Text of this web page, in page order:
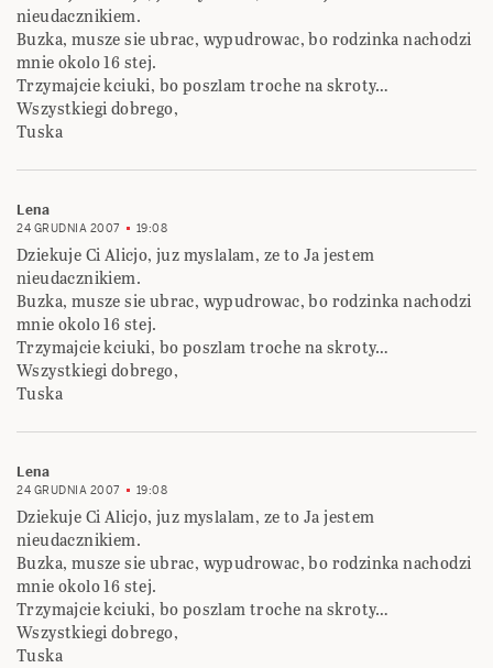
nieudacznikiem.
Buzka, musze sie ubrac, wypudrowac, bo rodzinka nachodzi
mnie okolo 16 stej.
Trzymajcie kciuki, bo poszlam troche na skroty…
Wszystkiegi dobrego,
Tuska
Lena
24 GRUDNIA 2007 19:08
Dziekuje Ci Alicjo, juz myslalam, ze to Ja jestem
nieudacznikiem.
Buzka, musze sie ubrac, wypudrowac, bo rodzinka nachodzi
mnie okolo 16 stej.
Trzymajcie kciuki, bo poszlam troche na skroty…
Wszystkiegi dobrego,
Tuska
Lena
24 GRUDNIA 2007 19:08
Dziekuje Ci Alicjo, juz myslalam, ze to Ja jestem
nieudacznikiem.
Buzka, musze sie ubrac, wypudrowac, bo rodzinka nachodzi
mnie okolo 16 stej.
Trzymajcie kciuki, bo poszlam troche na skroty…
Wszystkiegi dobrego,
Tuska